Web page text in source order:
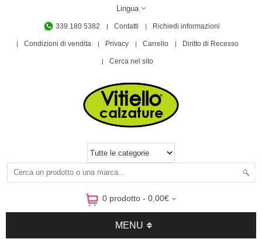
Lingua
339.180 5382 Contatti Richiedi informazioni
Condizioni di vendita Privacy Carrello Diritto di Recesso
Cerca nel sito
0 prodotto - 0,00€
MENU